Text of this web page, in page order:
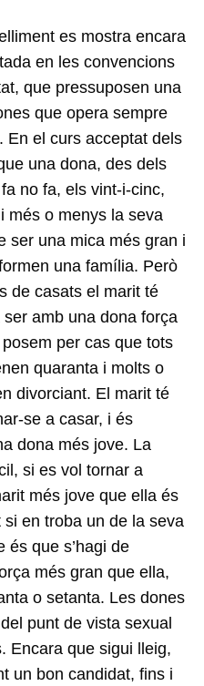
es mostra encara
en les convencions
que pressuposen una
que opera sempre
En el curs acceptat dels
una dona, des dels
no fa, els vint-i-cinc,
més o menys la seva
ser una mica més gran i
una família. Però
de casats el marit té
amb una dona força
per cas que tots
quaranta i molts o
divorciant. El marit té
se a casar, i és
dona més jove. La
si es vol tornar a
més jove que ella és
en troba un de la seva
és que s’hagi de
més gran que ella,
o setanta. Les dones
punt de vista sexual
Encara que sigui lleig,
un bon candidat, fins i